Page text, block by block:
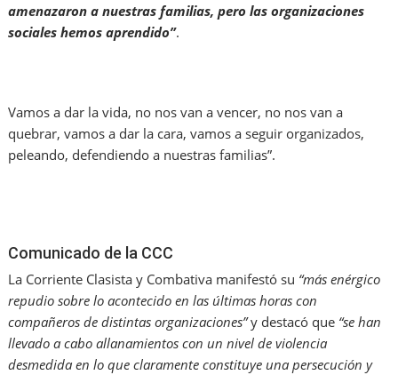
amenazaron a nuestras familias, pero las organizaciones
sociales hemos aprendido”.
Vamos a dar la vida, no nos van a vencer, no nos van a
quebrar, vamos a dar la cara, vamos a seguir organizados,
peleando, defendiendo a nuestras familias”.
Comunicado de la CCC
La Corriente Clasista y Combativa manifestó su “más enérgico
repudio sobre lo acontecido en las últimas horas con
compañeros de distintas organizaciones”y destacó que “se han
llevado a cabo allanamientos con un nivel de violencia
desmedida en lo que claramente constituye una persecución y